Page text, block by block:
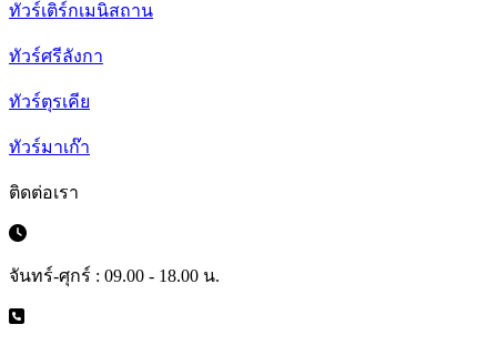
ทัวร์เติร์กเมนิสถาน
ทัวร์ศรีลังกา
ทัวร์ตุรเคีย
ทัวร์มาเก๊า
ติดต่อเรา
จันทร์-ศุกร์ : 09.00 - 18.00 น.